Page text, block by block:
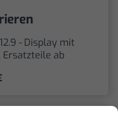
- Display mit
Ersatzteile ab